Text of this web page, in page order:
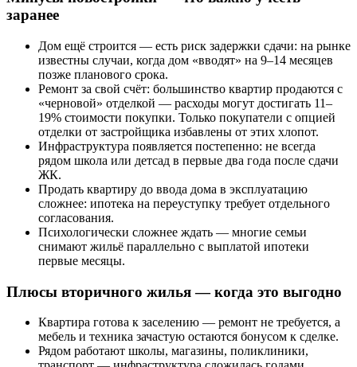
заранее
Дом ещё строится — есть риск задержки сдачи: на рынке
известны случаи, когда дом «вводят» на 9–14 месяцев
позже планового срока.
Ремонт за свой счёт: большинство квартир продаются с
«черновой» отделкой — расходы могут достигать 11–
19% стоимости покупки. Только покупатели с опцией
отделки от застройщика избавлены от этих хлопот.
Инфраструктура появляется постепенно: не всегда
рядом школа или детсад в первые два года после сдачи
ЖК.
Продать квартиру до ввода дома в эксплуатацию
сложнее: ипотека на переуступку требует отдельного
согласования.
Психологически сложнее ждать — многие семьи
снимают жильё параллельно с выплатой ипотеки
первые месяцы.
Плюсы вторичного жилья — когда это выгодно
Квартира готова к заселению — ремонт не требуется, а
мебель и техника зачастую остаются бонусом к сделке.
Рядом работают школы, магазины, поликлиники,